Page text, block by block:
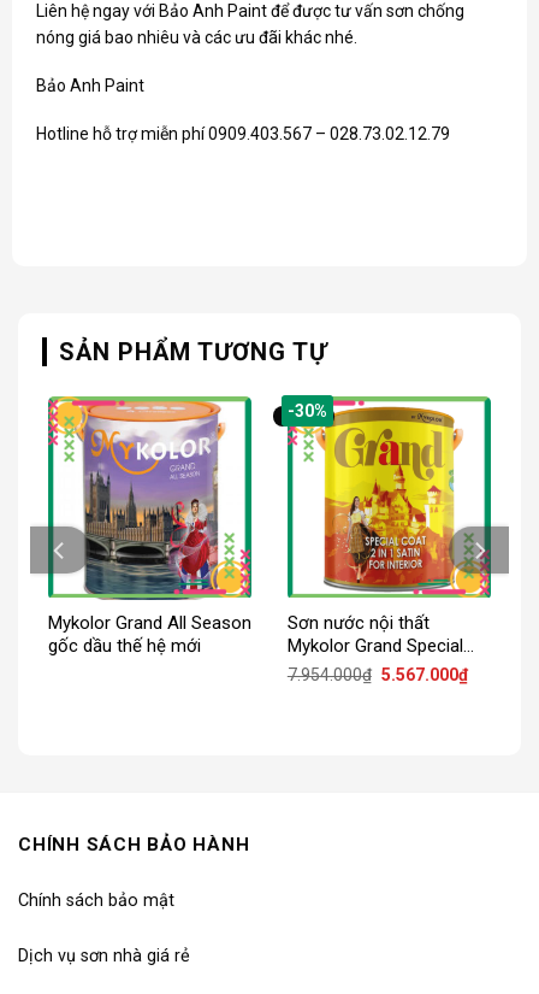
Liên hệ ngay với Bảo Anh Paint để được tư vấn sơn chống
nóng giá bao nhiêu và các ưu đãi khác nhé.
Bảo Anh Paint
Hotline hỗ trợ miễn phí 0909.403.567 – 028.73.02.12.79
SẢN PHẨM TƯƠNG TỰ
Mykolor Grand All Season
gốc dầu thế hệ mới
-30%
Sơn nước nội thất
Mykolor Grand Special
Coat 2in1 Satin For
7.954.000₫ Giá
5.567.000₫Giá
hiện
CHÍNH SÁCH BẢO HÀNH
Chính sách bảo mật
Dịch vụ sơn nhà giá rẻ